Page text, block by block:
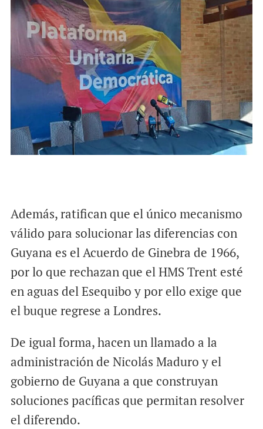
Además, ratifican que el único mecanismo
válido para solucionar las diferencias con
Guyana es el Acuerdo de Ginebra de 1966,
por lo que rechazan que el HMS Trent esté
en aguas del Esequibo y por ello exige que
el buque regrese a Londres.
De igual forma, hacen un llamado a la
administración de Nicolás Maduro y el
gobierno de Guyana a que construyan
soluciones pacíficas que permitan resolver
el diferendo.